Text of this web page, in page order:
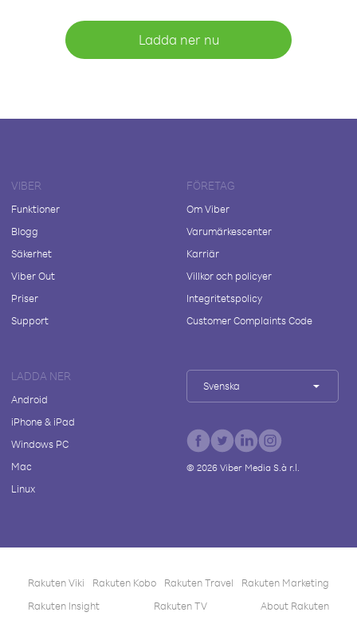
Ladda ner nu
VIBER
Funktioner
Blogg
Säkerhet
Viber Out
Priser
Support
FÖRETAG
Om Viber
Varumärkescenter
Karriär
Villkor och policyer
Integritetspolicy
Customer Complaints Code
LADDA NER
Android
iPhone & iPad
Windows PC
Mac
Linux
Svenska
© 2026Viber Media S.à r.l.
Rakuten Viki Rakuten Kobo Rakuten Travel
Rakuten Marketing
Rakuten Insight
Rakuten TV About Rakuten